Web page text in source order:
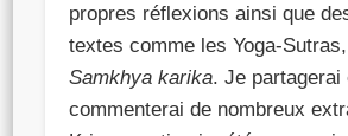
propres réflexions ainsi que
textes comme les Yoga-
Samkhya karika. Je partagerai
commenterai de nombreux